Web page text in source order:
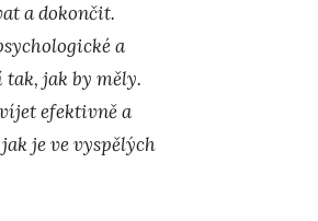
a dokončit.
a
jak by měly.
efektivně a
je ve vyspělých